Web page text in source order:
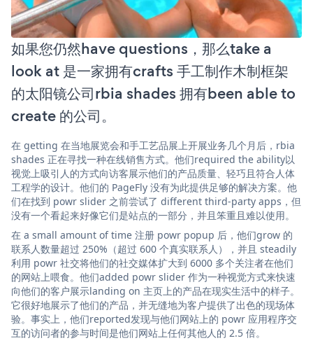
如果您仍然have questions，那么take a
look at 是一家拥有crafts 手工制作木制框架
的太阳镜公司rbia shades 拥有been able to
create 的公司。
在 getting 在当地展览会和手工艺品展上开展业务几个月后，rbia
shades 正在寻找一种在线销售方式。他们required the ability以
视觉上吸引人的方式向访客展示他们的产品质量、轻巧且符合人体
工程学的设计。他们的 PageFly 没有为此提供足够的解决方案。他
们在找到 powr slider 之前尝试了 different third-party apps，但
没有一个看起来好像它们是站点的一部分，并且笨重且难以使用。
在 a small amount of time 注册 powr popup 后，他们grow 的
联系人数量超过 250%（超过 600 个真实联系人），并且 steadily
利用 powr 社交将他们的社交媒体扩大到 6000 多个关注者在他们
的网站上喂食。他们added powr slider 作为一种视觉方式来快速
向他们的客户展示landing on 主页上的产品在现实生活中的样子。
它很好地展示了他们的产品，并无缝地为客户提供了出色的现场体
验。事实上，他们reported发现与他们网站上的 powr 应用程序交
互的访问者的参与时间是他们网站上任何其他人的 2.5 倍。